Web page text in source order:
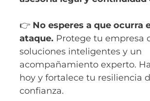
👉 No esperes a que ocurra
ataque. Protege tu empresa
soluciones inteligentes y un
acompañamiento experto.
hoy y fortalece tu resiliencia
confianza.